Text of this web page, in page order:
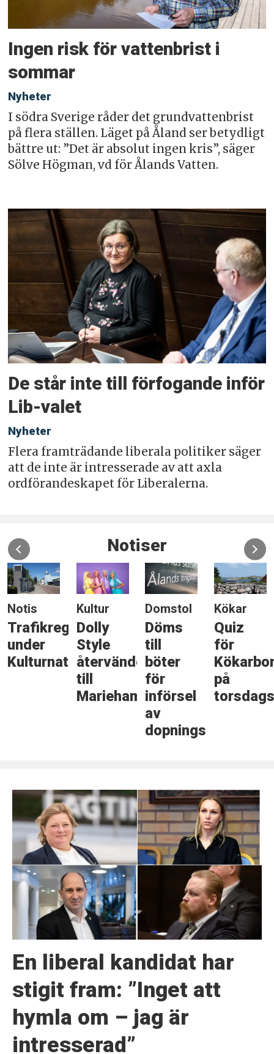
Ingen risk för vattenbrist i
sommar
Nyheter
I södra Sverige råder det grundvattenbrist
på flera ställen. Läget på Åland ser betydligt
bättre ut: ”Det är absolut ingen kris”, säger
Sölve Högman, vd för Ålands Vatten.
De står inte till förfogande inför
Lib-valet
Nyheter
Flera framträdande liberala politiker säger
att de inte är intresserade av att axla
ordförandeskapet för Liberalerna.
Notiser
Notis
Trafikreglering
under
Kulturnatten
Kultur
Dolly
Style
återvänder
till
Mariehamn
Domstol
Döms
till
böter
för
införsel
av
dopningsmedel
Kökar
Quiz
för
på
En liberal kandidat har
stigit fram: ”Inget att
hymla om – jag är
intresserad”